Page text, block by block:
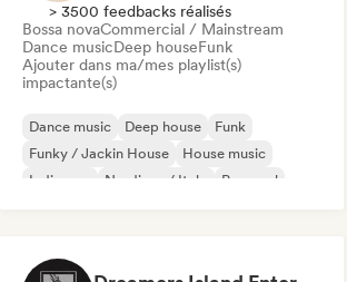
> 3500 feedbacks réalisés
Bossa novaCommercial / Mainstream
Dance musicDeep houseFunk
Ajouter dans ma/mes playlist(s)
impactante(s)
Dance music Deep house
Funk
Funky / Jackin House
House music
Indie pop
Nu-disco / Italo Pop soul